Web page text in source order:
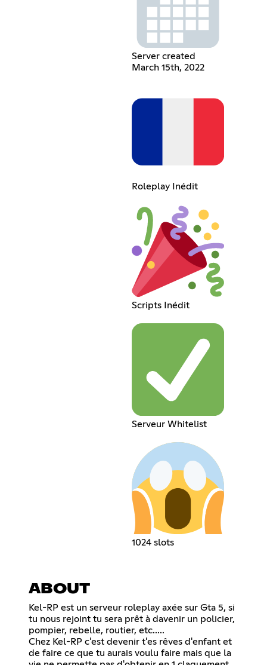
Server created
March 15th, 2022
Roleplay Inédit
Scripts Inédit
Serveur Whitelist
1024 slots
ABOUT
Kel-RP est un serveur roleplay axée sur Gta 5, si
tu nous rejoint tu sera prêt à davenir un policier,
pompier, rebelle, routier, etc.....
Chez Kel-RP c'est devenir t'es rêves d'enfant et
de faire ce que tu aurais voulu faire mais que la